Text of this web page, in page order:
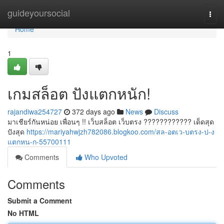
guideyoursocial
Home
Home
1
เกมสล็อต ปังแตกหนัก!
rajandiwa254727 372 days ago News
Discuss
มาเชียร์กันหน่อย เพื่อนๆ !! เว็บสล็อต เว็บตรง ???????????? เด็ดสุด
ปังสุด https://mariyahwjzh782086.blogkoo.com/สล-อตเว-บตรง-ป-ง
แตกหน-ก-55700111
Comments
Who Upvoted
Comments
Submit a Comment
No HTML